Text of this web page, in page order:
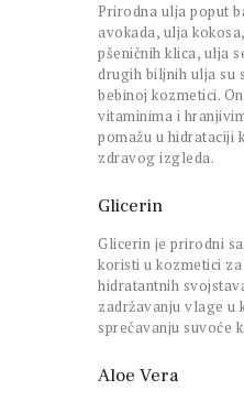
Prirodna ulja poput
avokada, ulja kokosa,
pšeničnih klica, ulja
drugih biljnih ulja su
bebinoj kozmetici.
vitaminima i
pomažu u hidrataciji
zdravog izgleda.
Glicerin
Glicerin je prirodni
koristi u kozmetici
hidratantnih
zadržavanju vlage u
sprečavanju suvoće
Aloe Vera